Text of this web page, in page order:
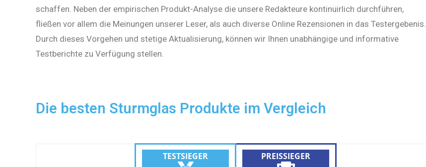
schaffen. Neben der empirischen Produkt-Analyse die unsere Redakteure kontinuirlich durchführen,
fließen vor allem die Meinungen unserer Leser, als auch diverse Online Rezensionen in das Testergebenis.
Durch dieses Vorgehen und stetige Aktualisierung, können wir Ihnen unabhängige und informative
Testberichte zu Verfügung stellen.
Die besten Sturmglas Produkte im Vergleich
TESTSIEGER PREISSIEGER